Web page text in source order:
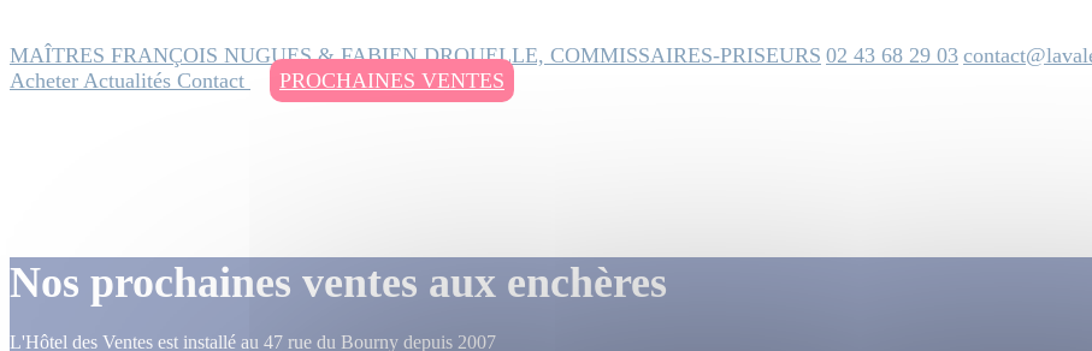
MAÎTRES FRANÇOIS NUGUES & FABIEN DROUELLE, COMMISSAIRES-PRISEURS 02 43 68 29 03
Acheter Actualités Contact PROCHAINES VENTES
Nos prochaines ventes aux enchères
L'Hôtel des Ventes est installé au 47 rue du Bourny depuis 2007